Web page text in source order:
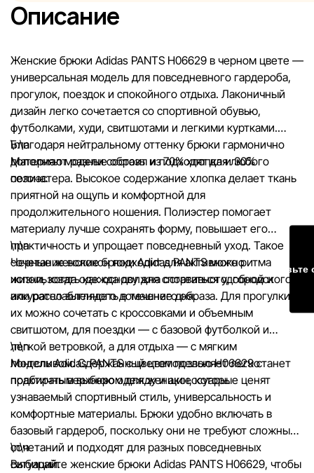
Общая информация о товарах предоставляется в
Цены на товары, а также условия предоставления скидок,
подарков, рассрочки и кредитования могут быть
компанией Sportlandia в одностороннем порядке и без
предварительного уведомления.
Наша команда регулярно проверяет и обновляет
сайте, чтобы своевременно выявлять и исправлять
ошибки в кратчайшие разумные сроки.
Описание
Женские брюки Adidas PANTS H06629 в черном цвете —
универсальная модель для повседневного гардероба,
прогулок, поездок и спокойного отдыха. Лаконичный
дизайн легко сочетается со спортивной обувью,
футболками, худи, свитшотами и легкими куртками.
Благодаря нейтральному оттенку брюки гармонично
дополняют разные образы и подходят для любого
сезона.
\n\n
Материал модели состоит из 70% хлопка и 30%
полиэстера. Высокое содержание хлопка делает ткань
приятной на ощупь и комфортной для
продолжительного ношения. Полиэстер помогает
материалу лучше сохранять форму, повышает его
практичность и упрощает повседневный уход. Такое
сочетание волокон подходит для активного ритма
жизни, когда одежда должна оставаться удобной и
аккуратно выглядеть в течение дня.
\n\n
Черные женские брюки Adidas PANTS можно
использовать как основу для спортивного, городского
или расслабленного домашнего образа. Для прогулки
их можно сочетать с кроссовками и объемным
свитшотом, для поездки — с базовой футболкой и
легкой ветровкой, а для отдыха — с мягким
лонгсливом. Сдержанный цвет позволяет легко
подбирать верхнюю одежду и аксессуары.
\n\n
Модель Adidas PANTS с цветомоделью H06629 станет
практичным выбором для женщин, которые ценят
узнаваемый спортивный стиль, универсальность и
комфортные материалы. Брюки удобно включать в
базовый гардероб, поскольку они не требуют сложных
сочетаний и подходят для разных повседневных
ситуаций.
\n\n
Выбирайте женские брюки Adidas PANTS H06629, чтобы
Оставьте